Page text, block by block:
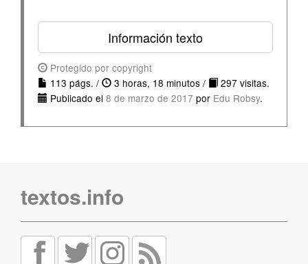
Información texto
Protegido por copyright
113 págs. /
3 horas, 18 minutos /
297 visitas.
Publicado el 8 de marzo de 2017 por Edu Robsy.
textos.info